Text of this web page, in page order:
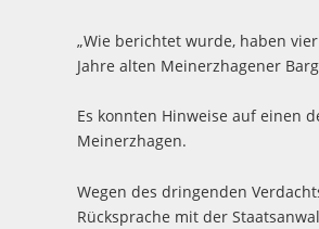
„Wie berichtet wurde, haben
Jahre alten Meinerzhagener
Es konnten Hinweise auf einen
Meinerzhagen.
Wegen des dringenden
Rücksprache mit der